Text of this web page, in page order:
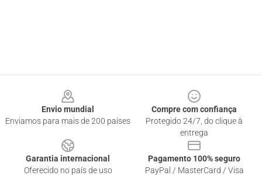
Envio mundial
Enviamos para mais de 200 países
Compre com confiança
Protegido 24/7, do clique à
entrega
Garantia internacional
Oferecido no país de uso
Pagamento 100% seguro
PayPal / MasterCard / Visa